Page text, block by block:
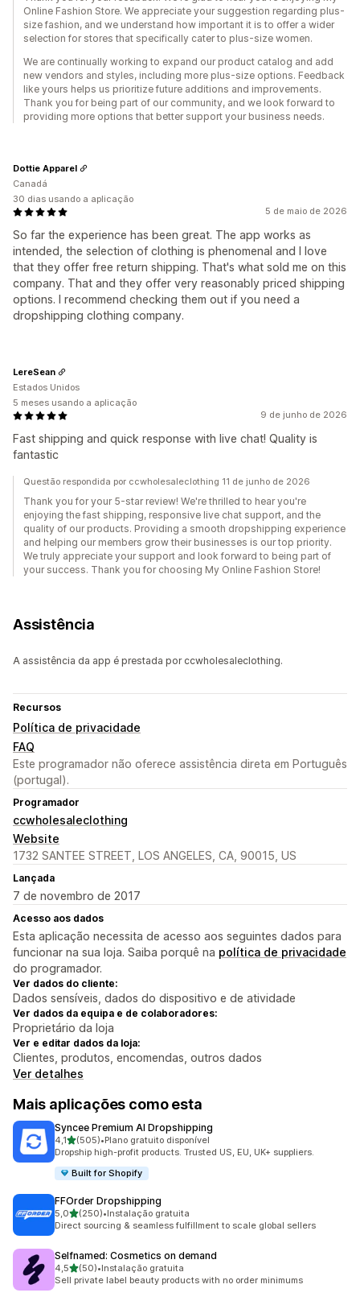
Online Fashion Store. We appreciate your suggestion regarding plus-
size fashion, and we understand how important it is to offer a wider
selection for stores that specifically cater to plus-size women.
We are continually working to expand our product catalog and add
new vendors and styles, including more plus-size options. Feedback
like yours helps us prioritize future additions and improvements.
Thank you for being part of our community, and we look forward to
providing more options that better support your business needs.
5 de maio de 2026
So far the experience has been great. The app works as
intended, the selection of clothing is phenomenal and I love
that they offer free return shipping. That's what sold me on this
company. That and they offer very reasonably priced shipping
options. I recommend checking them out if you need a
dropshipping clothing company.
Dottie Apparel
Canadá
30 dias usando a aplicação
9 de junho de 2026
Fast shipping and quick response with live chat! Quality is
fantastic
LereSean
Estados Unidos
5 meses usando a aplicação
Questão respondida por ccwholesaleclothing 11 de junho de 2026
Thank you for your 5-star review! We're thrilled to hear you're
enjoying the fast shipping, responsive live chat support, and the
quality of our products. Providing a smooth dropshipping experience
and helping our members grow their businesses is our top priority.
We truly appreciate your support and look forward to being part of
your success. Thank you for choosing My Online Fashion Store!
Assistência
A assistência da app é prestada por ccwholesaleclothing.
Recursos
Política de privacidade
FAQ
Este programador não oferece assistência direta em Português
(portugal).
Programador
ccwholesaleclothing
Website
1732 SANTEE STREET, LOS ANGELES, CA, 90015, US
Lançada
7 de novembro de 2017
Acesso aos dados
Esta aplicação necessita de acesso aos seguintes dados para
funcionar na sua loja. Saiba porquê na política de privacidade
do programador.
Ver dados do cliente:
Dados sensíveis, dados do dispositivo e de atividade
Ver dados da equipa e de colaboradores:
Proprietário da loja
Ver e editar dados da loja:
Clientes, produtos, encomendas, outros dados
Ver detalhes
Mais aplicações como esta
Syncee Premium AI Dropshipping
4,1de 5 estrelas
(505)
505 total de avaliações
•Plano gratuito disponível
Dropship high-profit products. Trusted US, EU, UK+ suppliers.
Built for Shopify
FFOrder Dropshipping
5,0de 5 estrelas
(250)
250 total de avaliações
•Instalação gratuita
Direct sourcing & seamless fulfillment to scale global sellers
Selfnamed: Cosmetics on demand
4,5de 5 estrelas
(50)
50 total de avaliações
•Instalação gratuita
Sell private label beauty products with no order minimums